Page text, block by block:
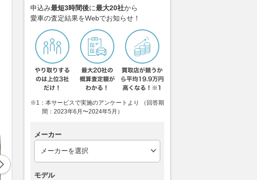
申込み最短3時間後に最大20社から
愛車の査定結果をWebでお知らせ！
※1：本サービスで実施のアンケートより （回答期
間：2023年6月〜2024年5月）
メーカー
モデル